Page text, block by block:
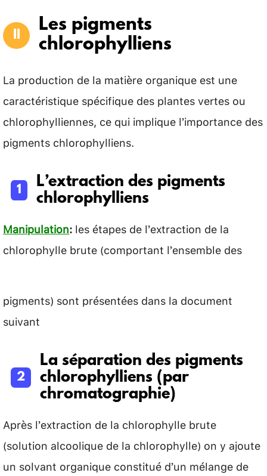
Les pigments
chlorophylliens
La production de la matière organique est une
caractéristique spécifique des plantes vertes ou
chlorophylliennes, ce qui implique l’importance des
pigments chlorophylliens.
L’extraction des pigments
chlorophylliens
Manipulation:les étapes de l’extraction de la
chlorophylle brute (comportant l’ensemble des
pigments) sont présentées dans la document
suivant
La séparation des pigments
chlorophylliens (par
chromatographie)
Après l’extraction de la chlorophylle brute
(solution alcoolique de la chlorophylle) on y ajoute
un solvant organique constitué d’un mélange de